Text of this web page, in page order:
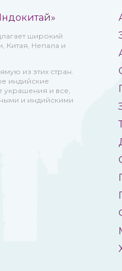
широкий
Китая, Непала и
из этих стран.
индийские
украшения и все,
и индийскими